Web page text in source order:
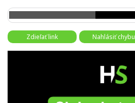
Zdieľať link Nahlásiť chybu